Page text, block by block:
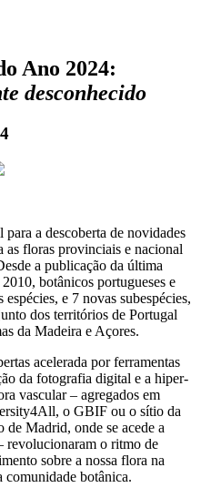
Ano 2024:
desconhecido
a descoberta de novidades
as floras provinciais e nacional
a publicação da última
botânicos portugueses e
e 7 novas subespécies,
dos territórios de Portugal
da Madeira e Açores.
acelerada por ferramentas
da fotografia digital e a hiper-
vascular – agregados em
o GBIF ou o sítio da
Madrid, onde se acede a
revolucionaram o ritmo de
sobre a nossa flora na
comunidade botânica.